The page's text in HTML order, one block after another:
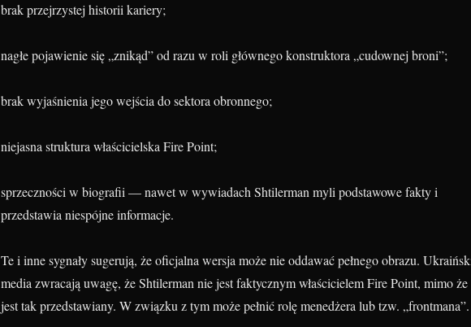
brak przejrzystej historii kariery;
nagłe pojawienie się „znikąd” od razu w roli głównego konstruktora „cudownej broni”;
brak wyjaśnienia jego wejścia do sektora obronnego;
niejasna struktura właścicielska Fire Point;
sprzeczności w biografii — nawet w wywiadach Shtilerman myli podstawowe fakty i
przedstawia niespójne informacje.
Te i inne sygnały sugerują, że oficjalna wersja może nie oddawać pełnego obrazu.
media zwracają uwagę, że Shtilerman nie jest faktycznym właścicielem Fire Point, mimo że
jest tak przedstawiany. W związku z tym może pełnić rolę menedżera lub tzw. „frontmana”.